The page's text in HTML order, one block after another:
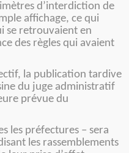
d’interdiction de
affichage, ce qui
se retrouvaient en
des règles qui avaient
la publication tardive
du juge administratif
prévue du
les préfectures – sera
les rassemblements